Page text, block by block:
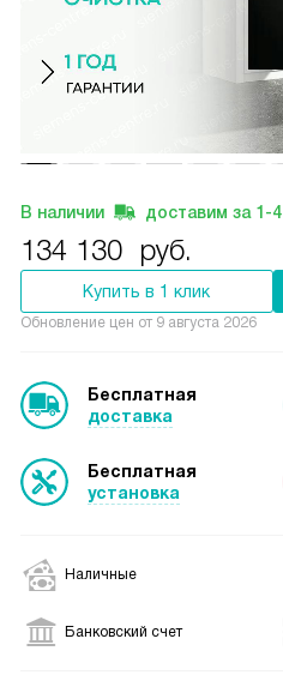
В наличии доставим за 1-4
134 130 руб.
Купить в 1 клик
Обновление цен от 9 августа 2026
Бесплатная
доставка
Бесплатная
установка
Наличные
Банковский счет